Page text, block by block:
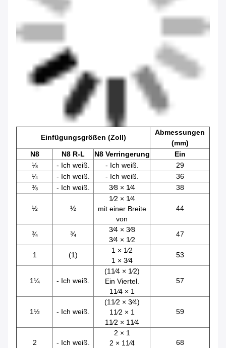
Einfügungsgrößen (Zoll)
Abmessungen
(mm)
N8
N8 R-L N8 Verringerung
Ein
⅛
- Ich weiß. - Ich weiß.
29
¼
- Ich weiß. - Ich weiß.
36
⅜
- Ich weiß. 3⁄8 × 1⁄4 38
½ ½
1⁄2 × 1⁄4
mit einer Breite
von
44
¾ ¾
3⁄4 × 3⁄8
3⁄4 × 1⁄2
47
1 (1)
1 × 1⁄2
1 × 3⁄4
53
1¼ - Ich weiß.
(11⁄4 × 1⁄2)
Ein Viertel.
11⁄4 × 1
57
1½ - Ich weiß.
(11⁄2 × 3⁄4)
11⁄2 × 1
11⁄2 × 11⁄4
59
2 - Ich weiß.
2 × 1
2 × 11⁄4
68